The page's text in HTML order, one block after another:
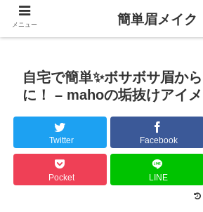
自宅で簡単✨ボサボサ眉か
に！ – mahoの垢抜けアイ
Twitter Facebook
Pocket LINE
メニュー 簡単眉メイク